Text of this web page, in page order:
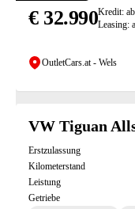
€ 32.990Kredit:
Leasing:
OutletCars.at - Wels
VW Tiguan
Erstzulassung
Kilometerstand
Leistung
Getriebe